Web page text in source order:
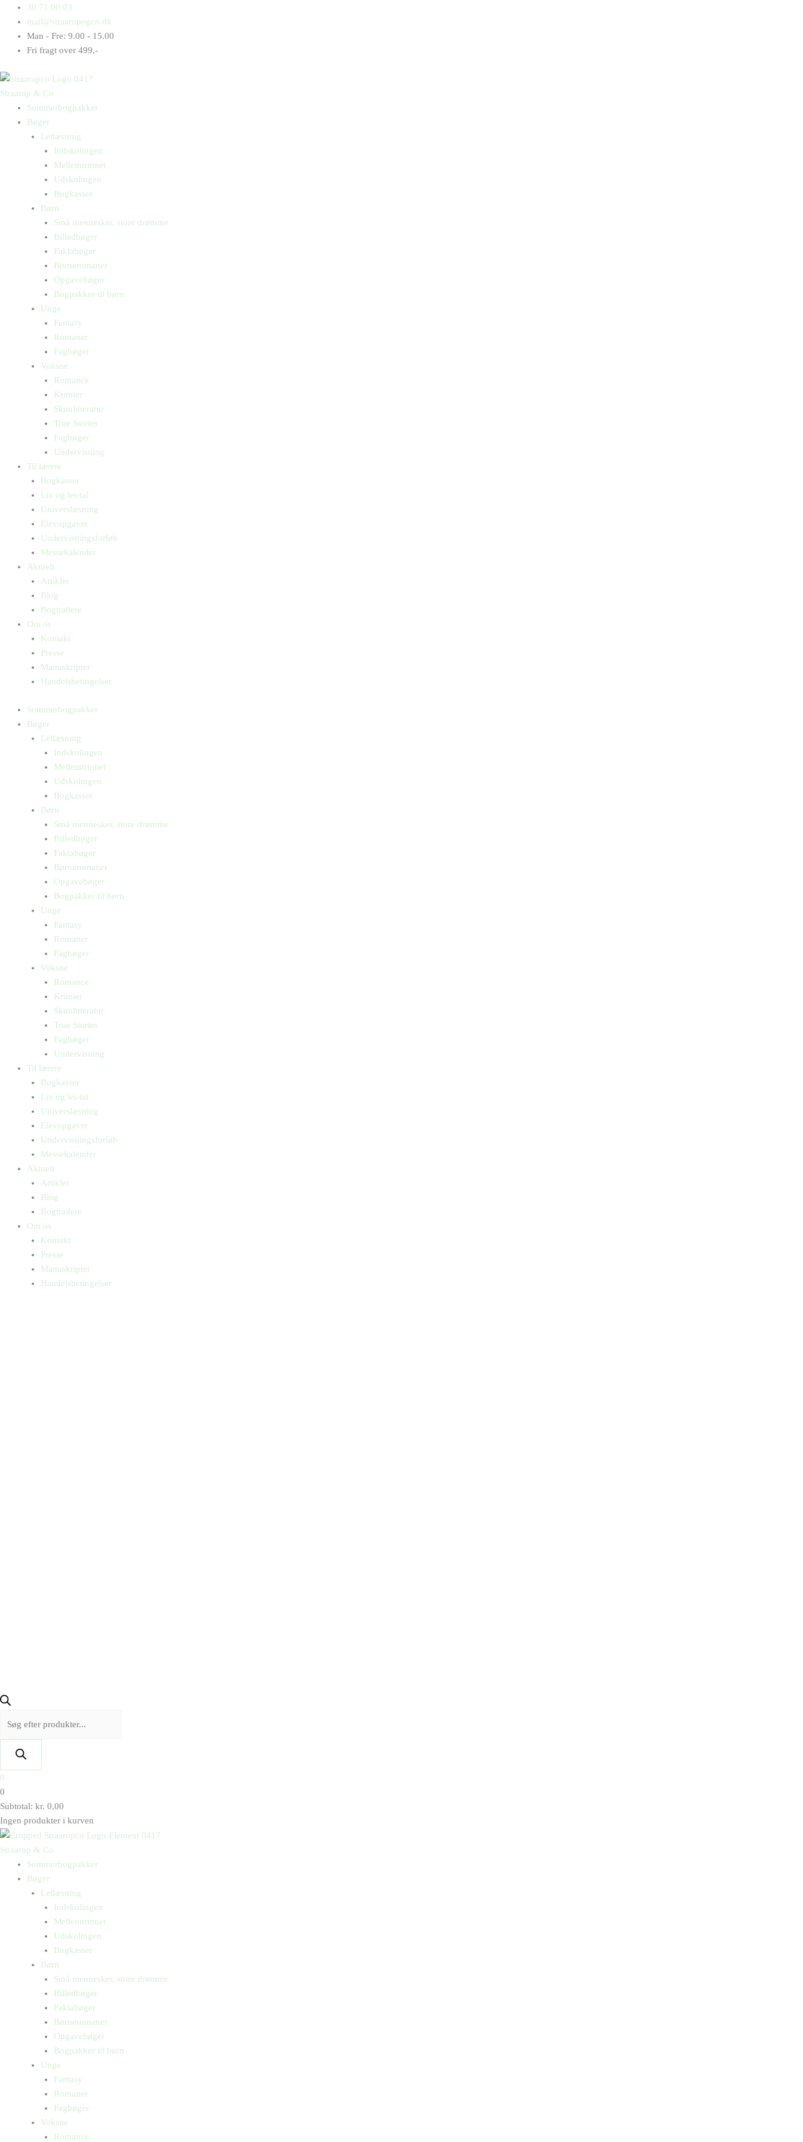
indholdet
30 71 00 03
mail@straarupogco.dk
Man - Fre: 9.00 - 15.00
Fri fragt over 499,-
Straarup & Co
Sommerbogpakker
Bøger
Letlæsning
Indskolingen
Mellemtrinnet
Udskolingen
Bogkasser
Børn
Små mennesker, store drømme
Billedbøger
Faktabøger
Børneromaner
Opgavebøger
Bogpakker til børn
Unge
Fantasy
Romaner
Fagbøger
Voksne
Romance
Krimier
Skønlitteratur
True Stories
Fagbøger
Undervisning
Til lærere
Bogkasser
Lix og let-tal
Universlæsning
Elevopgaver
Undervisningsforløb
Messekalender
Aktuelt
Artikler
Blog
Bogtrailere
Om os
Kontakt
Presse
Manuskripter
Handelsbetingelser
Sommerbogpakker
Bøger
Letlæsning
Indskolingen
Mellemtrinnet
Udskolingen
Bogkasser
Børn
Små mennesker, store drømme
Billedbøger
Faktabøger
Børneromaner
Opgavebøger
Bogpakker til børn
Unge
Fantasy
Romaner
Fagbøger
Voksne
Romance
Krimier
Skønlitteratur
True Stories
Fagbøger
Undervisning
Til lærere
Bogkasser
Lix og let-tal
Universlæsning
Elevopgaver
Undervisningsforløb
Messekalender
Aktuelt
Artikler
Blog
Bogtrailere
Om os
Kontakt
Presse
Manuskripter
Handelsbetingelser
Products
search
0
0
Subtotal: kr. 0,00
Ingen produkter i kurven
Straarup & Co
Sommerbogpakker
Bøger
Letlæsning
Indskolingen
Mellemtrinnet
Udskolingen
Bogkasser
Børn
Små mennesker, store drømme
Billedbøger
Faktabøger
Børneromaner
Opgavebøger
Bogpakker til børn
Unge
Fantasy
Romaner
Fagbøger
Voksne
Romance
Products
search
Masser